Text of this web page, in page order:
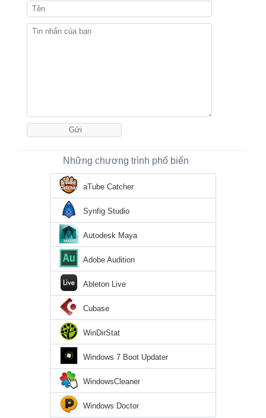
Những chương trình phổ biến
aTube Catcher
Synfig Studio
Autodesk Maya
Adobe Audition
Ableton Live
Cubase
WinDirStat
Windows 7 Boot Updater
WindowsCleaner
Windows Doctor